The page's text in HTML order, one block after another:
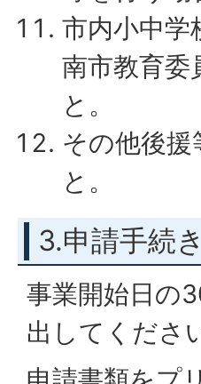
市内小中学
南市教育委
と。
その他後
と。
3.申請手続き
事業開始日の
出してくださ